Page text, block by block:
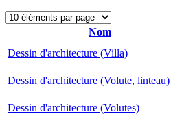
Nom
Dessin d'architecture (Villa)
Dessin d'architecture (Volute, linteau)
Dessin d'architecture (Volutes)